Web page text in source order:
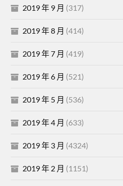
2019 年 9 月 (317)
2019 年 8 月 (414)
2019 年 7 月 (419)
2019 年 6 月 (521)
2019 年 5 月 (536)
2019 年 4 月 (633)
2019 年 3 月 (4324)
2019 年 2 月 (1151)